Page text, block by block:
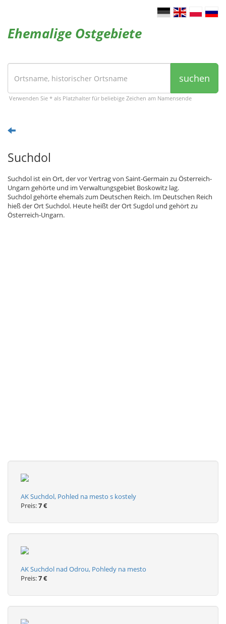
Ehemalige Ostgebiete
suchen
Verwenden Sie * als Platzhalter für beliebige Zeichen am Namensende
Suchdol
Suchdol ist ein Ort, der vor Vertrag von Saint-Germain zu Österreich-
Ungarn gehörte und im Verwaltungsgebiet Boskowitz lag.
Suchdol gehörte ehemals zum Deutschen Reich. Im Deutschen Reich
hieß der Ort Suchdol. Heute heißt der Ort Sugdol und gehört zu
Österreich-Ungarn.
AK Suchdol, Pohled na mesto s kostely
Preis:7 €
AK Suchdol nad Odrou, Pohledy na mesto
Preis:7 €